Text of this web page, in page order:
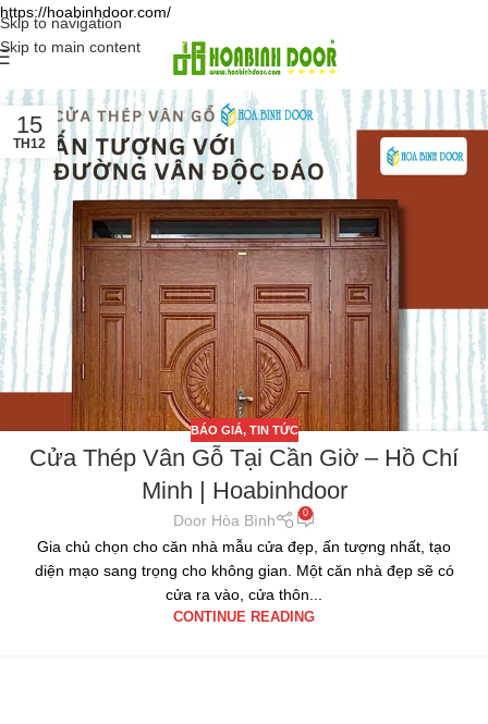
https://hoabinhdoor.com/
Skip to navigation
Skip to main content
15
TH12
BÁO GIÁ, TIN TỨC
Cửa Thép Vân Gỗ Tại Cần Giờ – Hồ Chí
Minh | Hoabinhdoor
Door Hòa Bình 0
Gia chủ chọn cho căn nhà mẫu cửa đẹp, ấn tượng nhất, tạo
diện mạo sang trọng cho không gian. Một căn nhà đẹp sẽ có
cửa ra vào, cửa thôn...
CONTINUE READING